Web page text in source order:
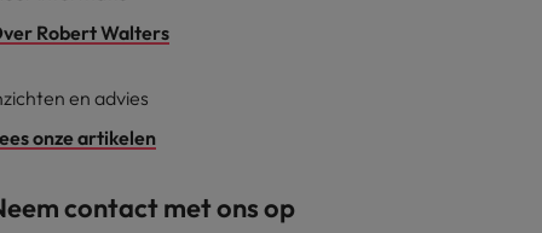
Robert Walters
en advies
onze artikelen
contact met ons op